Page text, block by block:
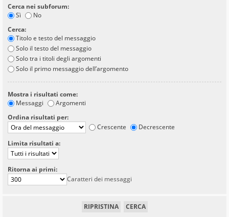
Cerca nei subforum:
Sì
No
Cerca:
Titolo e testo del messaggio
Solo il testo del messaggio
Solo tra i titoli degli argomenti
Solo il primo messaggio dell’argomento
Mostra i risultati come:
Messaggi
Argomenti
Ordina risultati per:
Crescente
Decrescente
Limita risultati a:
Ritorna ai primi:
Caratteri dei messaggi